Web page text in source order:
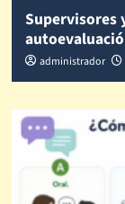
Supervisores
administrador